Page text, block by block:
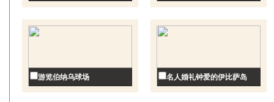
游览伯纳乌球场 名人婚礼钟爱的伊比萨岛